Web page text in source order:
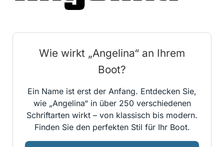
Wie wirkt „Angelina“ an Ihrem
Boot?
Ein Name ist erst der Anfang. Entdecken Sie,
wie „Angelina“ in über 250 verschiedenen
Schriftarten wirkt – von klassisch bis modern.
Finden Sie den perfekten Stil für Ihr Boot.